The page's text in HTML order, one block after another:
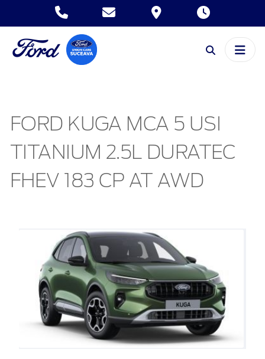
FORD KUGA MCA 5 USI
TITANIUM 2.5L DURATEC
FHEV 183 CP AT AWD